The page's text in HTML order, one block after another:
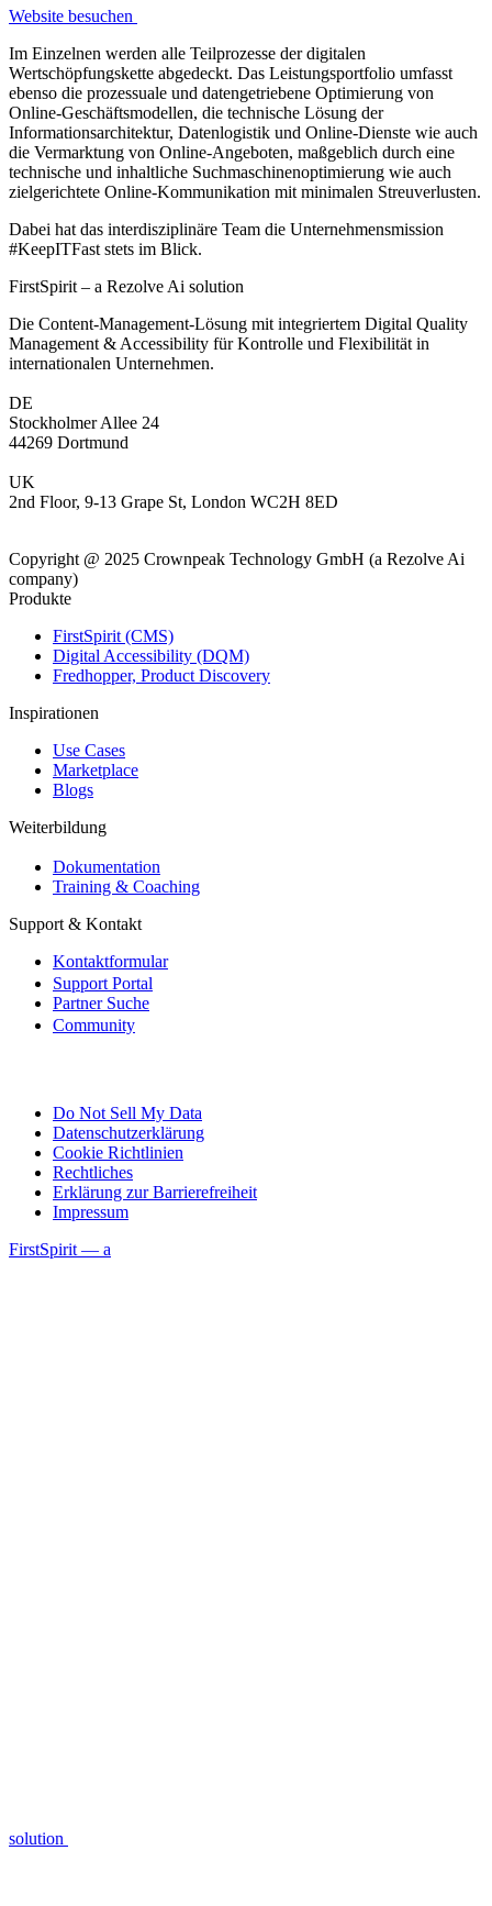
Website besuchen
Im Einzelnen werden alle Teilprozesse der digitalen
Wertschöpfungskette abgedeckt. Das Leistungsportfolio umfasst
ebenso die prozessuale und datengetriebene Optimierung von
Online-Geschäftsmodellen, die technische Lösung der
Informationsarchitektur, Datenlogistik und Online-Dienste wie auch
die Vermarktung von Online-Angeboten, maßgeblich durch eine
technische und inhaltliche Suchmaschinenoptimierung wie auch
zielgerichtete Online-Kommunikation mit minimalen Streuverlusten.
Dabei hat das interdisziplinäre Team die Unternehmens­mission
#KeepITFast stets im Blick.
FirstSpirit – a Rezolve Ai solution
Die Content-Management-Lösung mit integriertem Digital Quality
Management & Accessibility für Kontrolle und Flexibilität in
internationalen Unternehmen.
DE
Stockholmer Allee 24
44269 Dortmund
UK
2nd Floor, 9-13 Grape St, London WC2H 8ED
Copyright @ 2025 Crownpeak Technology GmbH (a Rezolve Ai
company)
Produkte
FirstSpirit (CMS)
Digital Accessibility (DQM)
Fredhopper, Product Discovery
Inspirationen
Use Cases
Marketplace
Blogs
Weiterbildung
Dokumentation
Training & Coaching
Support & Kontakt
Kontaktformular
Support Portal
Partner Suche
Community
Do Not Sell My Data
Datenschutzerklärung
Cookie Richtlinien
Rechtliches
Erklärung zur Barrierefreiheit
Impressum
FirstSpirit — a
solution